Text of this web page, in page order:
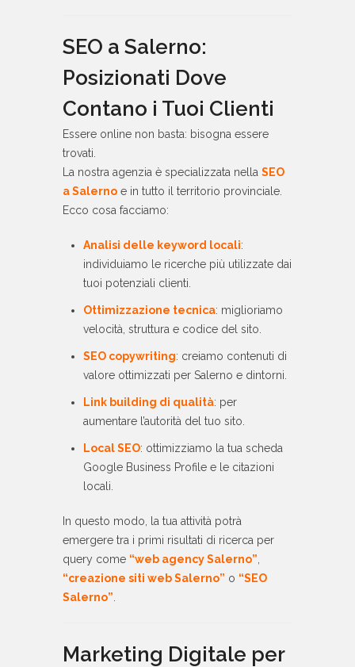
SEO a Salerno:
Posizionati Dove
Contano i Tuoi Clienti
Essere online non basta: bisogna essere
trovati.
La nostra agenzia è specializzata nella SEO
a Salerno e in tutto il territorio provinciale.
Ecco cosa facciamo:
Analisi delle keyword locali:
individuiamo le ricerche più utilizzate dai
tuoi potenziali clienti.
Ottimizzazione tecnica: miglioriamo
velocità, struttura e codice del sito.
SEO copywriting: creiamo contenuti di
valore ottimizzati per Salerno e dintorni.
Link building di qualità: per
aumentare l’autorità del tuo sito.
Local SEO: ottimizziamo la tua scheda
Google Business Profile e le citazioni
locali.
In questo modo, la tua attività potrà
emergere tra i primi risultati di ricerca per
query come “web agency Salerno”
“creazione siti web Salerno” o “SEO
Salerno”
Marketing Digitale per